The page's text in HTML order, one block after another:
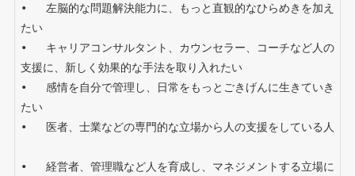
•   左脳的な問題解決能力に、もっと直観的なひらめきを加え
たい
•   キャリアコンサルタント、カウンセラー、コーチなど人の
支援に、新しく効果的な手法を取り入れたい
•   感情を自分で管理し、日常をもっとごきげんに生きていき
たい
•   医者、士業などの専門的な立場から人の支援をしている人
•   経営者、管理職など人を育成し、マネジメントする立場に